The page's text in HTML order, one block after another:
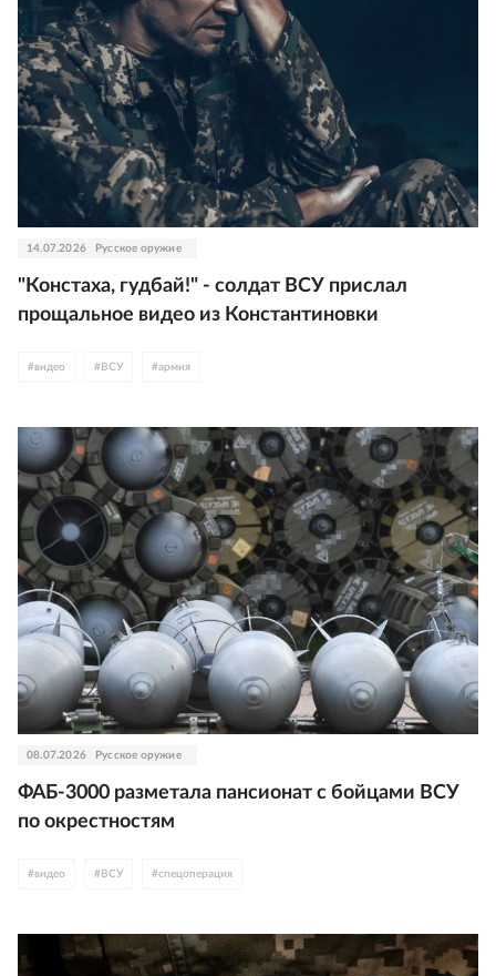
14.07.2026 Русское оружие
"Констаха, гудбай!" - солдат ВСУ прислал
прощальное видео из Константиновки
#видео # ВСУ #армия
08.07.2026 Русское оружие
ФАБ-3000 разметала пансионат с бойцами ВСУ
по окрестностям
#видео # ВСУ #спецоперация